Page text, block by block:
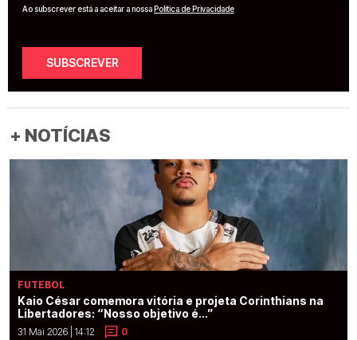
Ao subscrever está a aceitar a nossaPolítica de Privacidade
SUBSCREVER
+ NOTÍCIAS
FUTEBOL
Kaio César comemora vitória e projeta Corinthians na
Libertadores: “Nosso objetivo é...”
31 Mai 2026 | 14:12 0